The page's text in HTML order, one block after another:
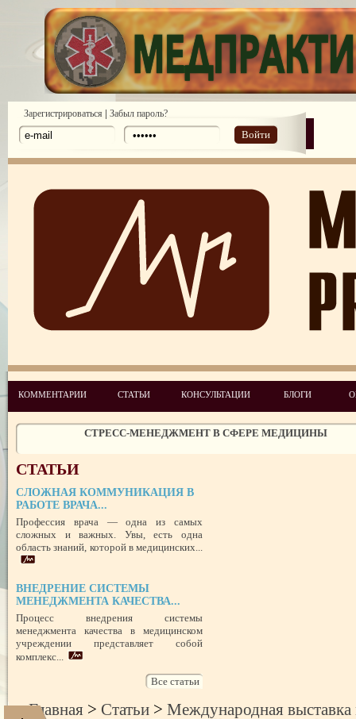
Зарегистрироваться | Забыл пароль?
Войти
КОММЕНТАРИИ СТАТЬИ КОНСУЛЬТАЦИИ БЛОГИ
ПОТРЕБИТЕЛЬСКИЙ ЭКСТРЕМИЗМ
ПЕРЕГОРЕЛО, или ЧЕМ ГРОЗИТ ЭМОЦИОНАЛЬНОЕ
ПЕРСОНАЛА
УСПЕШНЫЙ ДЕБЮТ «ШКОЛЫ АДМИНИСТРАТОРОВ
ЦЕЛЕПОЛАГАНИЕ, или КАК ПРАВИЛЬНО СТАВИТЬ ЦЕЛИ И
ИХ
ЧЕГО ХОТЯТ ПАЦИЕНТЫ КАТЕГОРИИ VIP
СТРЕСС-МЕНЕДЖМЕНТ В СФЕРЕ МЕДИЦИНЫ
ЗАЩИТА РЕПУТАЦИИ В СЕТИ ИНТЕРНЕТ: SERM, ИЛИ КАК
ПРАВОВОЙ СТАТУС ПРЕДСТАВИТЕЛЯ ПАЦИЕНТА В УКРАИНЕ
РУБЕЖОМ
РОЛЬ МЕДИЦИНСКОЙ ДОКУМЕНТАЦИИ КАК
ГРАЖДАНСКОМ И УГОЛОВНОМ СУДОПРОИЗВОДСТВЕ
СТАТЬИ
СЛОЖНАЯ КОММУНИКАЦИЯ В
РАБОТЕ ВРАЧА...
Профессия врача — одна из самых
сложных и важных. Увы, есть одна
область знаний, которой в медицинских...
ВНЕДРЕНИЕ СИСТЕМЫ
МЕНЕДЖМЕНТА КАЧЕСТВА...
Процесс внедрения системы
менеджмента качества в медицинском
учреждении представляет собой
комплекс...
Все статьи
Главная > Статьи > Международная выставка